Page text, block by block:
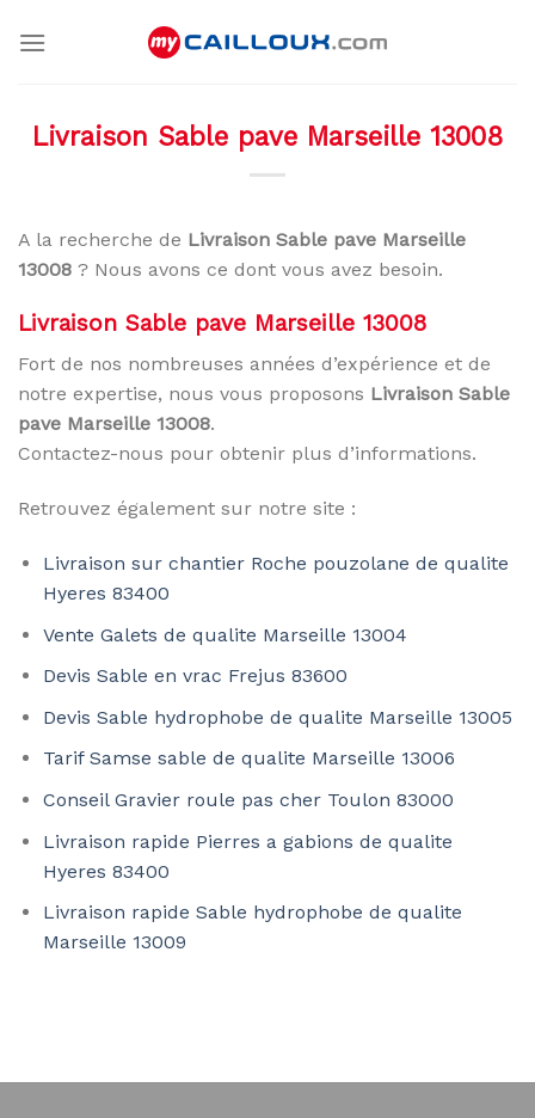
Livraison Sable pave Marseille 13008
A la recherche de Livraison Sable pave Marseille
13008 ? Nous avons ce dont vous avez besoin.
Livraison Sable pave Marseille 13008
Fort de nos nombreuses années d’expérience et de
notre expertise, nous vous proposons Livraison Sable
pave Marseille 13008.
Contactez-nous pour obtenir plus d’informations.
Retrouvez également sur notre site :
Livraison sur chantier Roche pouzolane de qualite
Hyeres 83400
Vente Galets de qualite Marseille 13004
Devis Sable en vrac Frejus 83600
Devis Sable hydrophobe de qualite Marseille 13005
Tarif Samse sable de qualite Marseille 13006
Conseil Gravier roule pas cher Toulon 83000
Livraison rapide Pierres a gabions de qualite
Hyeres 83400
Livraison rapide Sable hydrophobe de qualite
Marseille 13009